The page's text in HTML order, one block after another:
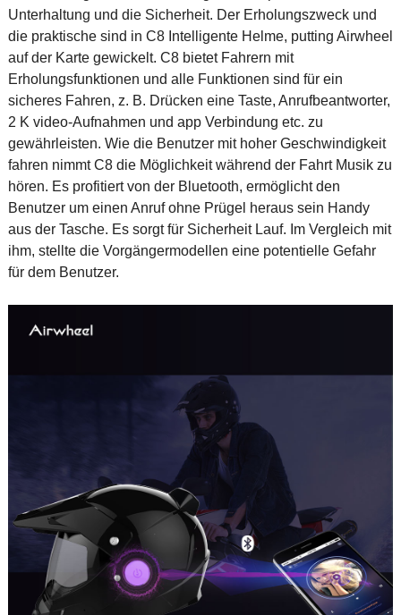
Unterhaltung und die Sicherheit. Der Erholungszweck und
die praktische sind in C8 Intelligente Helme, putting Airwheel
auf der Karte gewickelt. C8 bietet Fahrern mit
Erholungsfunktionen und alle Funktionen sind für ein
sicheres Fahren, z. B. Drücken eine Taste, Anrufbeantworter,
2 K video-Aufnahmen und app Verbindung etc. zu
gewährleisten. Wie die Benutzer mit hoher Geschwindigkeit
fahren nimmt C8 die Möglichkeit während der Fahrt Musik zu
hören. Es profitiert von der Bluetooth, ermöglicht den
Benutzer um einen Anruf ohne Prügel heraus sein Handy
aus der Tasche. Es sorgt für Sicherheit Lauf. Im Vergleich mit
ihm, stellte die Vorgängermodellen eine potentielle Gefahr
für dem Benutzer.